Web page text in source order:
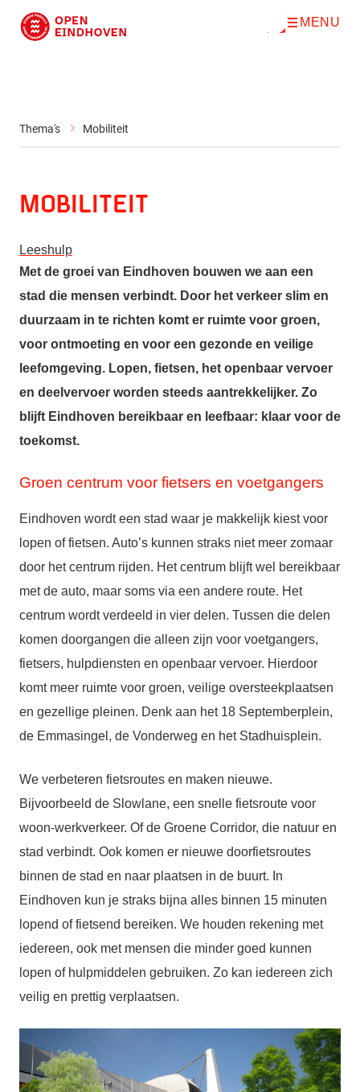
Direct naar de inhoud
O
MENU
Thema's Mobiliteit
Mobiliteit
Leeshulp
Met de groei van Eindhoven bouwen we aan een
stad die mensen verbindt. Door het verkeer slim en
duurzaam in te richten komt er ruimte voor groen,
voor ontmoeting en voor een gezonde en veilige
leefomgeving. Lopen, fietsen, het openbaar vervoer
en deelvervoer worden steeds aantrekkelijker. Zo
blijft Eindhoven bereikbaar en leefbaar: klaar voor de
toekomst.
Groen centrum voor fietsers en voetgangers
Eindhoven wordt een stad waar je makkelijk kiest voor
lopen of fietsen. Auto’s kunnen straks niet meer zomaar
door het centrum rijden. Het centrum blijft wel bereikbaar
met de auto, maar soms via een andere route. Het
centrum wordt verdeeld in vier delen. Tussen die delen
komen doorgangen die alleen zijn voor voetgangers,
fietsers, hulpdiensten en openbaar vervoer. Hierdoor
komt meer ruimte voor groen, veilige oversteekplaatsen
en gezellige pleinen. Denk aan het 18 Septemberplein,
de Emmasingel, de Vonderweg en het Stadhuisplein.
We verbeteren fietsroutes en maken nieuwe.
Bijvoorbeeld de Slowlane, een snelle fietsroute voor
woon-werkverkeer. Of de Groene Corridor, die natuur en
stad verbindt. Ook komen er nieuwe doorfietsroutes
binnen de stad en naar plaatsen in de buurt. In
Eindhoven kun je straks bijna alles binnen 15 minuten
lopend of fietsend bereiken. We houden rekening met
iedereen, ook met mensen die minder goed kunnen
lopen of hulpmiddelen gebruiken. Zo kan iedereen zich
veilig en prettig verplaatsen.